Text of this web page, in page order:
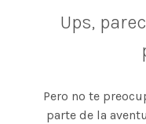
Ups,
Pero no te
parte de la